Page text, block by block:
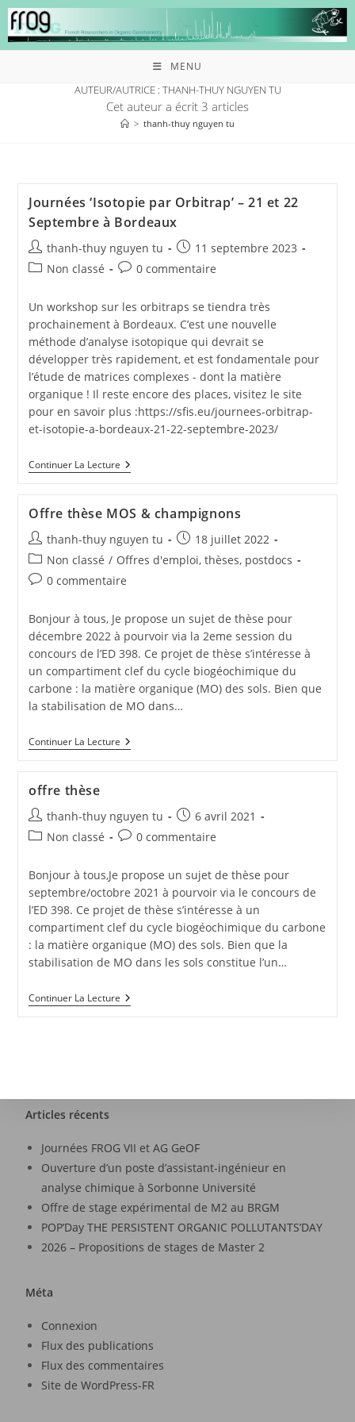
MENU
AUTEUR/AUTRICE : THANH-THUY NGUYEN TU
Cet auteur a écrit 3 articles
> thanh-thuy nguyen tu
Journées ‘Isotopie par Orbitrap’ – 21 et 22
Septembre à Bordeaux
thanh-thuy nguyen tu
11 septembre 2023
Non classé
0 commentaire
Un workshop sur les orbitraps se tiendra très
prochainement à Bordeaux. C’est une nouvelle
méthode d’analyse isotopique qui devrait se
développer très rapidement, et est fondamentale pour
l’étude de matrices complexes - dont la matière
organique ! Il reste encore des places, visitez le site
pour en savoir plus :https://sfis.eu/journees-orbitrap-
et-isotopie-a-bordeaux-21-22-septembre-2023/
Continuer La Lecture
Offre thèse MOS & champignons
thanh-thuy nguyen tu
18 juillet 2022
Non classé / Offres d'emploi, thèses, postdocs
0 commentaire
Bonjour à tous, Je propose un sujet de thèse pour
décembre 2022 à pourvoir via la 2eme session du
concours de l’ED 398. Ce projet de thèse s’intéresse à
un compartiment clef du cycle biogéochimique du
carbone : la matière organique (MO) des sols. Bien que
la stabilisation de MO dans…
Continuer La Lecture
offre thèse
thanh-thuy nguyen tu
6 avril 2021
Non classé
0 commentaire
Bonjour à tous,Je propose un sujet de thèse pour
septembre/octobre 2021 à pourvoir via le concours de
l’ED 398. Ce projet de thèse s’intéresse à un
compartiment clef du cycle biogéochimique du carbone
: la matière organique (MO) des sols. Bien que la
stabilisation de MO dans les sols constitue l’un…
Continuer La Lecture
Articles récents
Journées FROG VII et AG GeOF
Ouverture d’un poste d’assistant-ingénieur en
analyse chimique à Sorbonne Université
Offre de stage expérimental de M2 au BRGM
POP’Day THE PERSISTENT ORGANIC POLLUTANTS’DAY
2026 – Propositions de stages de Master 2
Méta
Connexion
Flux des publications
Flux des commentaires
Site de WordPress-FR